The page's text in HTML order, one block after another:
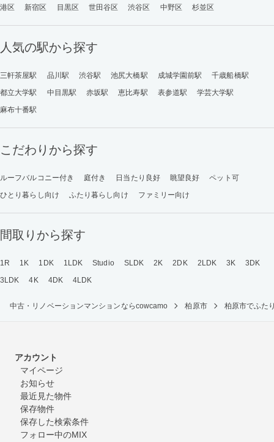
港区 新宿区 目黒区 世田谷区 渋谷区 中野区 杉並区
人気の駅から探す
三軒茶屋駅 品川駅 渋谷駅 池尻大橋駅 成城学園前駅
千歳船橋駅
都立大学駅
中目黒駅 赤坂駅 恵比寿駅 表参道駅
学芸大学駅
麻布十番駅
こだわりから探す
ルーフバルコニー付き 庭付き 日当たり良好 眺望良好
ペット可
ひとり暮らし向け
ふたり暮らし向け ファミリー向け
間取りから探す
1R 1K 1DK 1LDK Studio SLDK 2K 2DK 2LDK 3K
3DK
3LDK
4K 4DK 4LDK
中古・リノベーションマンションならcowcamo 柏原市 柏原市でふた
アカウント
マイページ
お知らせ
最近見た物件
保存物件
保存した検索条件
フォロー中のMIX